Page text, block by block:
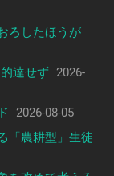
ろしたほうが
達せず 2026-
2026-08-05
「農耕型」生徒